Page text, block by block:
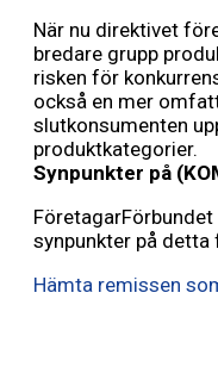
När nu direktivet
bredare grupp
risken för
också en mer
slutkonsumenten
produktkategorier.
Synpunkter på
synpunkter på
Hämta remissen